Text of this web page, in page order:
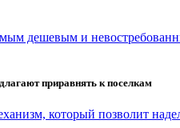
дешевым и
приравнять к поселкам
который позволит